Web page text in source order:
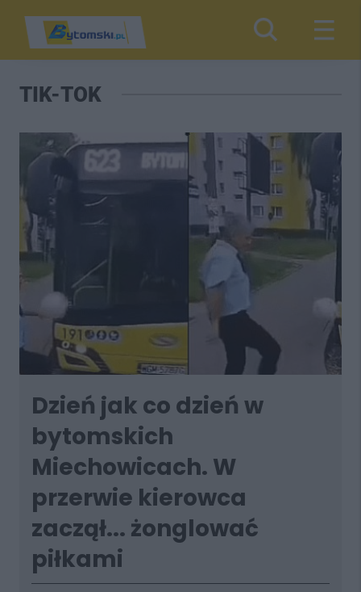
TIK-TOK
Dzień jak co dzień w
bytomskich
Miechowicach. W
przerwie kierowca
zaczął... żonglować
piłkami